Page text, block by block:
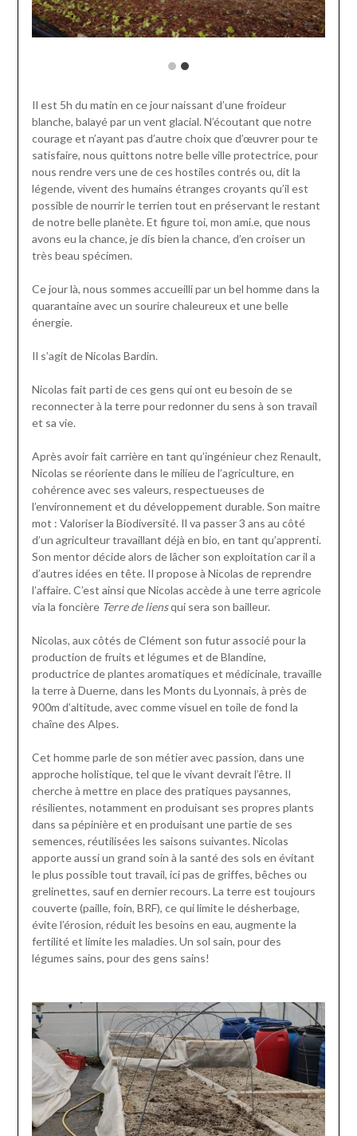
Il est 5h du matin en ce jour naissant d’une froideur
blanche, balayé par un vent glacial. N’écoutant que notre
courage et n’ayant pas d’autre choix que d’œuvrer pour te
satisfaire, nous quittons notre belle ville protectrice, pour
nous rendre vers une de ces hostiles contrés ou, dit la
légende, vivent des humains étranges croyants qu’il est
possible de nourrir le terrien tout en préservant le restant
de notre belle planète. Et figure toi, mon ami.e, que nous
avons eu la chance, je dis bien la chance, d’en croiser un
très beau spécimen.
Ce jour là, nous sommes accueilli par un bel homme dans la
quarantaine avec un sourire chaleureux et une belle
énergie.
Il s’agit de Nicolas Bardin.
Nicolas fait parti de ces gens qui ont eu besoin de se
reconnecter à la terre pour redonner du sens à son travail
et sa vie.
Après avoir fait carrière en tant qu’ingénieur chez Renault,
Nicolas se réoriente dans le milieu de l’agriculture, en
cohérence avec ses valeurs, respectueuses de
l’environnement et du développement durable. Son maitre
mot : Valoriser la Biodiversité. Il va passer 3 ans au côté
d’un agriculteur travaillant déjà en bio, en tant qu’apprenti.
Son mentor décide alors de lâcher son exploitation car il a
d’autres idées en tête. Il propose à Nicolas de reprendre
l’affaire. C’est ainsi que Nicolas accède à une terre agricole
via la foncière Terre de liensqui sera son bailleur.
Nicolas, aux côtés de Clément son futur associé pour la
production de fruits et légumes et de Blandine,
productrice de plantes aromatiques et médicinale, travaille
la terre à Duerne, dans les Monts du Lyonnais, à près de
900m d’altitude, avec comme visuel en toile de fond la
chaîne des Alpes.
Cet homme parle de son métier avec passion, dans une
approche holistique, tel que le vivant devrait l’être. Il
cherche à mettre en place des pratiques paysannes,
résilientes, notamment en produisant ses propres plants
dans sa pépinière et en produisant une partie de ses
semences, réutilisées les saisons suivantes. Nicolas
apporte aussi un grand soin à la santé des sols en évitant
le plus possible tout travail, ici pas de griffes, bêches ou
grelinettes, sauf en dernier recours. La terre est toujours
couverte (paille, foin, BRF), ce qui limite le désherbage,
évite l’érosion, réduit les besoins en eau, augmente la
fertilité et limite les maladies. Un sol sain, pour des
légumes sains, pour des gens sains!